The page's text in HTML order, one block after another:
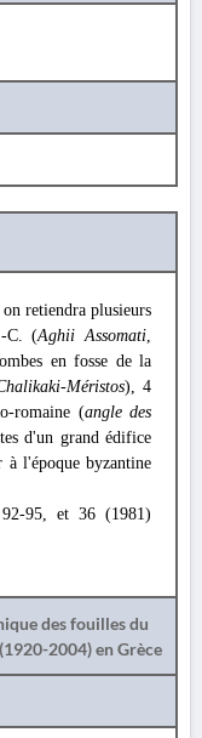
on retiendra plusieurs
C. (Aghii Assomati,
en fosse de la
Méristos), 4
romaine (angle des
d'un grand édifice
à l'époque byzantine
95, et 36 (1981)
des fouilles du
2004) en Grèce